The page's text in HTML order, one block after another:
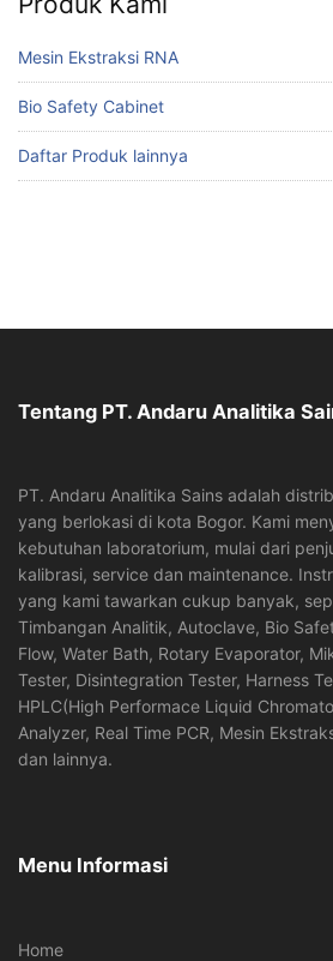
Mesin Ekstraksi RNA
Bio Safety Cabinet
Daftar Produk lainnya
Tentang PT. Andaru Analitika
PT. Andaru Analitika Sains adalah
yang berlokasi di kota Bogor. Kami
kebutuhan laboratorium, mulai dari
kalibrasi, service dan maintenance.
yang kami tawarkan cukup banyak,
Timbangan Analitik, Autoclave, Bio
Flow, Water Bath, Rotary Evaporator,
Tester, Disintegration Tester, Harness
HPLC(High Performace Liquid
Analyzer, Real Time PCR, Mesin
dan lainnya.
Menu Informasi
Home